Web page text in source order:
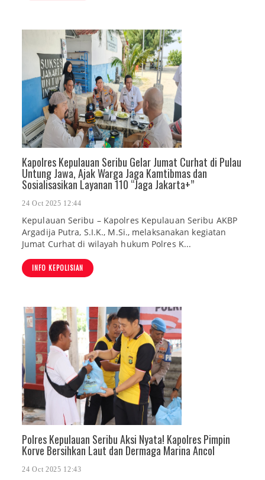
Kapolres Kepulauan Seribu Gelar Jumat Curhat di Pulau
Untung Jawa, Ajak Warga Jaga Kamtibmas dan
Sosialisasikan Layanan 110 “Jaga Jakarta+”
24 Oct 2025 12:44
Kepulauan Seribu – Kapolres Kepulauan Seribu AKBP
Argadija Putra, S.I.K., M.Si., melaksanakan kegiatan
Jumat Curhat di wilayah hukum Polres K...
INFO KEPOLISIAN
Polres Kepulauan Seribu Aksi Nyata! Kapolres Pimpin
Korve Bersihkan Laut dan Dermaga Marina Ancol
24 Oct 2025 12:43